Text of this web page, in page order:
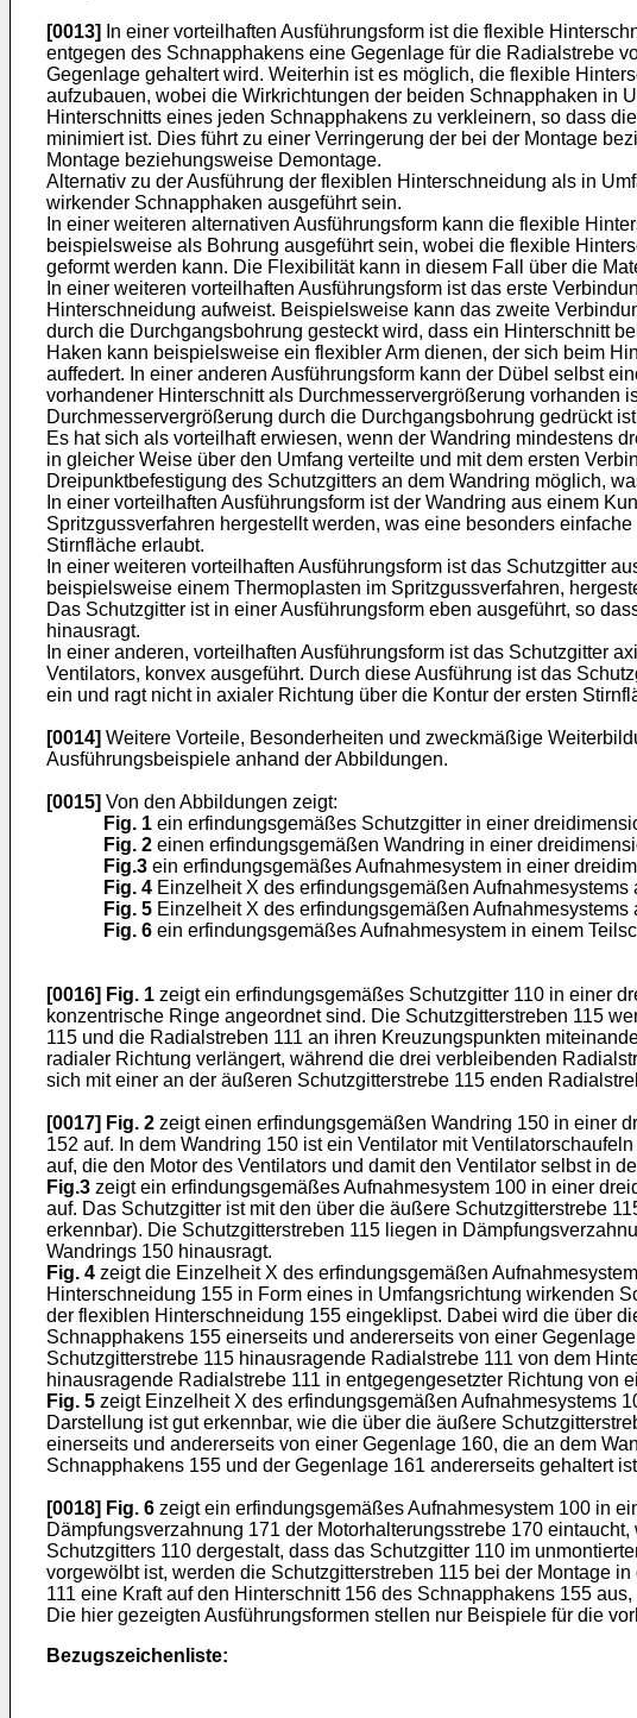
[0013]
In einer vorteilhaften Ausführungsform ist die flexible
entgegen des Schnapphakens eine Gegenlage für die Radialstrebe
Gegenlage gehaltert wird. Weiterhin ist es möglich, die flexible
aufzubauen, wobei die Wirkrichtungen der beiden Schnapphaken in
Hinterschnitts eines jeden Schnapphakens zu verkleinern, so dass
minimiert ist. Dies führt zu einer Verringerung der bei der Montage
Montage beziehungsweise Demontage.
Alternativ zu der Ausführung der flexiblen Hinterschneidung als in
wirkender Schnapphaken ausgeführt sein.
In einer weiteren alternativen Ausführungsform kann die flexible
beispielsweise als Bohrung ausgeführt sein, wobei die flexible
geformt werden kann. Die Flexibilität kann in diesem Fall über die
In einer weiteren vorteilhaften Ausführungsform ist das erste
Hinterschneidung aufweist. Beispielsweise kann das zweite
durch die Durchgangsbohrung gesteckt wird, dass ein Hinterschnitt
Haken kann beispielsweise ein flexibler Arm dienen, der sich beim
auffedert. In einer anderen Ausführungsform kann der Dübel selbst
vorhandener Hinterschnitt als Durchmesservergrößerung vorhanden
Durchmesservergrößerung durch die Durchgangsbohrung gedrückt
Es hat sich als vorteilhaft erwiesen, wenn der Wandring mindestens
in gleicher Weise über den Umfang verteilte und mit dem ersten
Dreipunktbefestigung des Schutzgitters an dem Wandring möglich,
In einer vorteilhaften Ausführungsform ist der Wandring aus einem
Spritzgussverfahren hergestellt werden, was eine besonders
Stirnfläche erlaubt.
In einer weiteren vorteilhaften Ausführungsform ist das Schutzgitter
beispielsweise einem Thermoplasten im Spritzgussverfahren,
Das Schutzgitter ist in einer Ausführungsform eben ausgeführt, so
hinausragt.
In einer anderen, vorteilhaften Ausführungsform ist das Schutzgitter
Ventilators, konvex ausgeführt. Durch diese Ausführung ist das
ein und ragt nicht in axialer Richtung über die Kontur der ersten
[0014] Weitere Vorteile, Besonderheiten und zweckmäßige
Ausführungsbeispiele anhand der Abbildungen.
[0015] Von den Abbildungen zeigt:
Fig. 1 ein erfindungsgemäßes Schutzgitter in einer
Fig. 2 einen erfindungsgemäßen Wandring in einer
Fig.3 ein erfindungsgemäßes Aufnahmesystem in einer
Fig. 4 Einzelheit X des erfindungsgemäßen
Fig. 5 Einzelheit X des erfindungsgemäßen
Fig. 6 ein erfindungsgemäßes Aufnahmesystem in einem
[0016] Fig. 1 zeigt ein erfindungsgemäßes Schutzgitter 110 in einer
konzentrische Ringe angeordnet sind. Die Schutzgitterstreben 115
115 und die Radialstreben 111 an ihren Kreuzungspunkten
radialer Richtung verlängert, während die drei verbleibenden
sich mit einer an der äußeren Schutzgitterstrebe 115 enden
[0017] Fig. 2 zeigt einen erfindungsgemäßen Wandring 150 in einer
152 auf. In dem Wandring 150 ist ein Ventilator mit
auf, die den Motor des Ventilators und damit den Ventilator selbst in
Fig.3 zeigt ein erfindungsgemäßes Aufnahmesystem 100 in einer
auf. Das Schutzgitter ist mit den über die äußere Schutzgitterstrebe
erkennbar). Die Schutzgitterstreben 115 liegen in
Wandrings 150 hinausragt.
Fig. 4 zeigt die Einzelheit X des erfindungsgemäßen
Hinterschneidung 155 in Form eines in Umfangsrichtung wirkenden
der flexiblen Hinterschneidung 155 eingeklipst. Dabei wird die über
Schnapphakens 155 einerseits und andererseits von einer
Schutzgitterstrebe 115 hinausragende Radialstrebe 111 von dem
hinausragende Radialstrebe 111 in entgegengesetzter Richtung von
Fig. 5 zeigt Einzelheit X des erfindungsgemäßen Aufnahmesystems
Darstellung ist gut erkennbar, wie die über die äußere
einerseits und andererseits von einer Gegenlage 160, die an dem
Schnapphakens 155 und der Gegenlage 161 andererseits gehaltert
[0018] Fig. 6 zeigt ein erfindungsgemäßes Aufnahmesystem 100 in
Dämpfungsverzahnung 171 der Motorhalterungsstrebe 170
Schutzgitters 110 dergestalt, dass das Schutzgitter 110 im
vorgewölbt ist, werden die Schutzgitterstreben 115 bei der Montage
111 eine Kraft auf den Hinterschnitt 156 des Schnapphakens 155
Die hier gezeigten Ausführungsformen stellen nur Beispiele für die
Bezugszeichenliste: